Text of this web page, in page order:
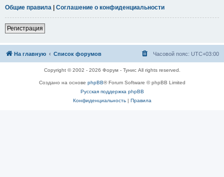
Общие правила | Соглашение о конфиденциальности
Регистрация
На главную Список форумов Часовой пояс: UTC+03:00
Copyright © 2002 - 2026 Форум - Тунис All rights reserved.
Создано на основе phpBB® Forum Software © phpBB Limited
Русская поддержка phpBB
Конфиденциальность| Правила